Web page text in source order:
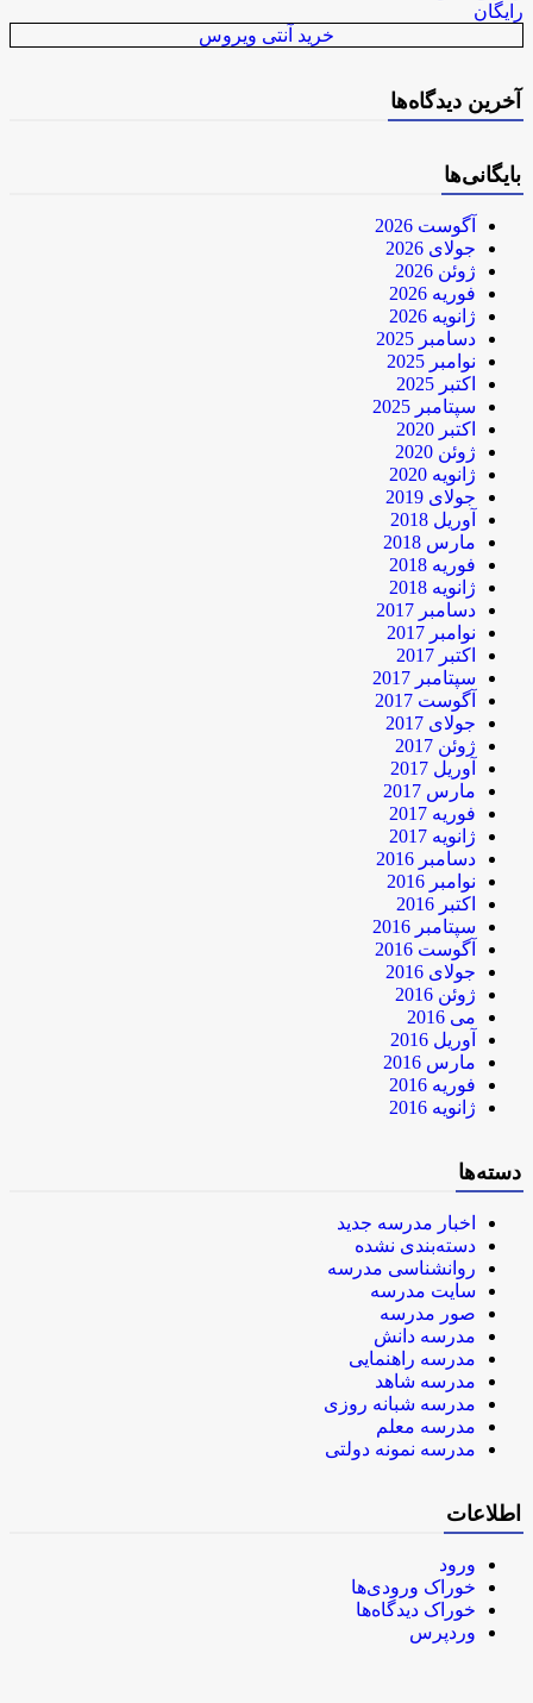
رایگان
خرید آنتی ویروس
آخرین دیدگاه‌ها
بایگانی‌ها
آگوست 2026
جولای 2026
ژوئن 2026
فوریه 2026
ژانویه 2026
دسامبر 2025
نوامبر 2025
اکتبر 2025
سپتامبر 2025
اکتبر 2020
ژوئن 2020
ژانویه 2020
جولای 2019
آوریل 2018
مارس 2018
فوریه 2018
ژانویه 2018
دسامبر 2017
نوامبر 2017
اکتبر 2017
سپتامبر 2017
آگوست 2017
جولای 2017
ژوئن 2017
آوریل 2017
مارس 2017
فوریه 2017
ژانویه 2017
دسامبر 2016
نوامبر 2016
اکتبر 2016
سپتامبر 2016
آگوست 2016
جولای 2016
ژوئن 2016
می 2016
آوریل 2016
مارس 2016
فوریه 2016
ژانویه 2016
دسته‌ها
اخبار مدرسه جدید
دسته‌بندی نشده
روانشناسی مدرسه
سایت مدرسه
صور مدرسه
مدرسه دانش
مدرسه راهنمایی
مدرسه شاهد
مدرسه شبانه روزی
مدرسه معلم
مدرسه نمونه دولتی
اطلاعات
ورود
خوراک ورودی‌ها
خوراک دیدگاه‌ها
وردپرس